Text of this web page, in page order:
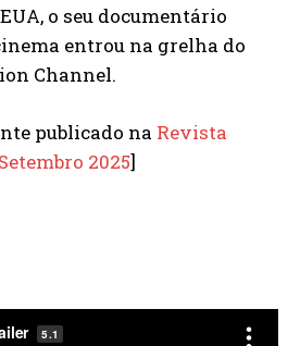
o seu documentário
entrou na grelha do
Channel.
publicado na Revista
2025]